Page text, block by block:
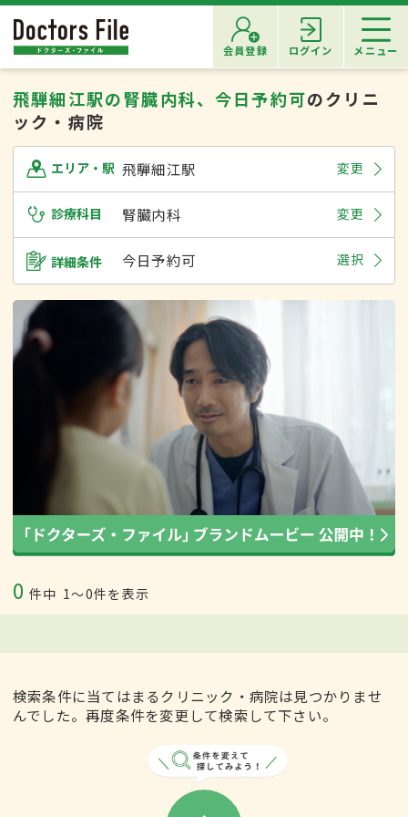
会員登録 ログイン メニュー
飛騨細江駅の腎臓内科、今日予約可のクリニ
ック・病院
エリア・駅 飛騨細江駅 変更
診療科目 腎臓内科 変更
詳細条件 今日予約可 選択
0 件中 1〜0件を表示
検索条件に当てはまるクリニック・病院は見つかりませ
んでした。再度条件を変更して検索して下さい。